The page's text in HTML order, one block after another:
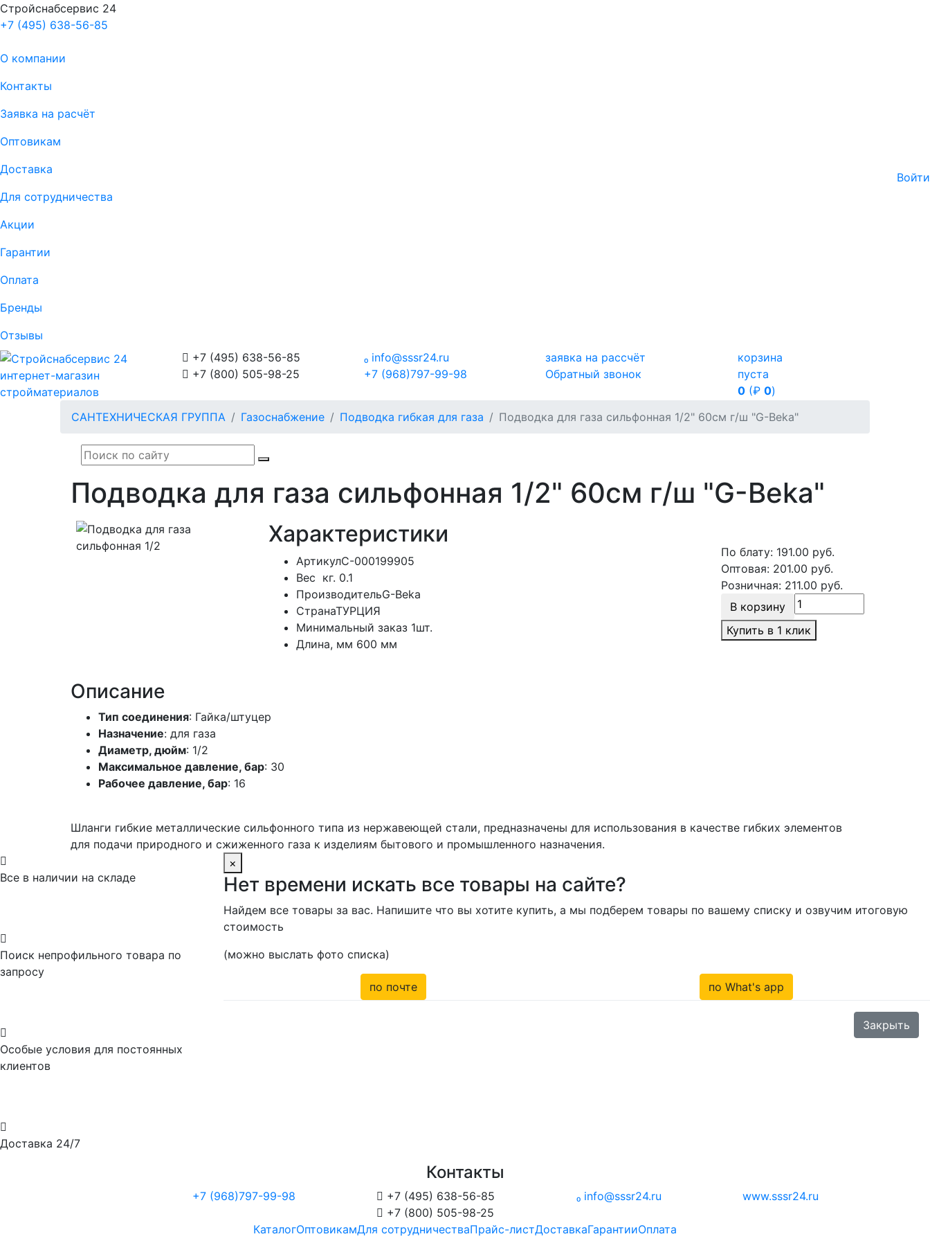
Стройснабсервис 24
+7 (495) 638-56-85
О компании
Контакты
Заявка на расчёт
Оптовикам
Доставка
Для сотрудничества
Акции
Гарантии
Оплата
Бренды
Отзывы
Войти
интернет-магазин
стройматериалов
корзина
пуста
0 (₽0)
 +7 (495) 638-56-85
 +7 (800) 505-98-25
info@sssr24.ru
+7 (968)797-99-98
заявка на рассчёт
Обратный звонок
САНТЕХНИЧЕСКАЯ ГРУППА Газоснабжение Подводка гибкая для газа Подводка для газа сильфонная 1/2" 60см г/ш "G-Beka"
Подводка для газа сильфонная 1/2" 60см г/ш "G-Beka"
Характеристики
АртикулС-000199905
Вес кг. 0.1
ПроизводительG-Beka
СтранаТУРЦИЯ
Минимальный заказ1шт.
Длина, мм 600 мм
По блату: 191.00 руб.
Оптовая: 201.00 руб.
Розничная: 211.00 руб.
В корзину
Купить в 1 клик
Описание
Тип соединения: Гайка/штуцер
Назначение: для газа
Диаметр, дюйм: 1/2
Максимальное давление, бар: 30
Рабочее давление, бар: 16
Шланги гибкие металлические сильфонного типа из нержавеющей стали, предназначены для использования в качестве гибких элементов
для подачи природного и сжиженного газа к изделиям бытового и промышленного назначения.

Все в наличии на складе

Поиск непрофильного товара по
запросу

Особые условия для постоянных
клиентов

Доставка 24/7
×
Нет времени искать все товары на сайте?
Найдем все товары за вас. Напишите что вы хотите купить, а мы подберем товары по вашему списку и озвучим итоговую
стоимость
(можно выслать фото списка)
по почте по What's app
Закрыть
Контакты
+7 (968)797-99-98  +7 (495) 638-56-85
 +7 (800) 505-98-25
info@sssr24.ru www.sssr24.ru
КаталогОптовикамДля сотрудничестваПрайс-листДоставкаГарантииОплата